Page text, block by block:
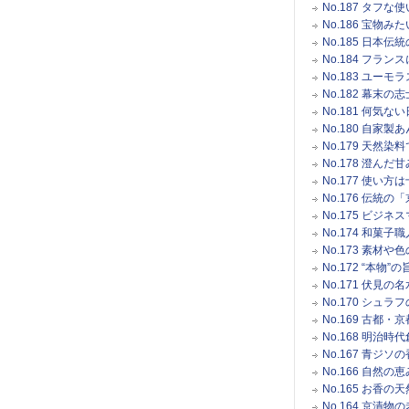
No.187 タフな
No.186 宝物み
No.185 日本伝
No.184 フラン
No.183 ユーモ
No.182 幕末の
No.181 何気な
No.180 自家製
No.179 天然染
No.178 澄んだ
No.177 使い方は
No.176 伝統の
No.175 ビジネ
No.174 和菓子
No.173 素材や
No.172 “本物”の
No.171 伏見の
No.170 シュラ
No.169 古都・
No.168 明治時
No.167 青ジソの
No.166 自然の
No.165 お香の
No.164 京漬物